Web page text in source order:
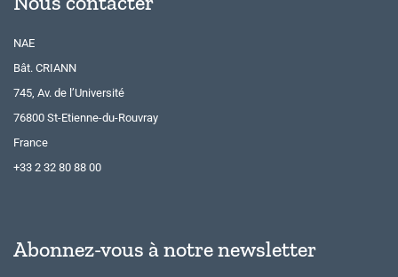
NAE
Bât. CRIANN
745, Av. de l’Université
76800 St-Etienne-du-Rouvray
France
+33 2 32 80 88 00
Abonnez-vous à notre newsletter